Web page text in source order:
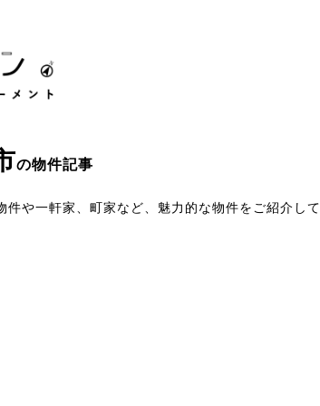
の物件記事
や一軒家、町家など、魅力的な物件をご紹介して